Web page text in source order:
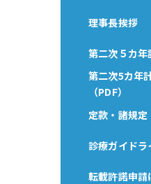
理事長挨拶
第二次５カ年
第二次5カ年
（PDF）
定款・諸規定
診療ガイドラ
転載許諾申請